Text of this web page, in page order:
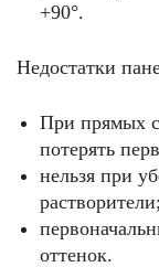
+90°.
Недостатки
При прямых
потерять
нельзя при
растворители;
оттенок.